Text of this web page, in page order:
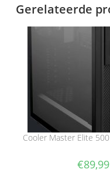
Gerelateerde
Cooler Master Elite
€89,99